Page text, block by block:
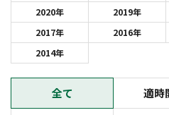
2020年
2019年
2017年
2016年
2014年
全て 適時